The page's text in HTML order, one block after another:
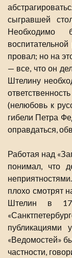
сыгравшей
провал; но на
— все, что он
Штелину
(нелюбовь к
гибели Петра
оправдаться,
Работая над
понимал, что
плохо смотрят
Штелин в
публикациями
«Ведомостей»
частности,